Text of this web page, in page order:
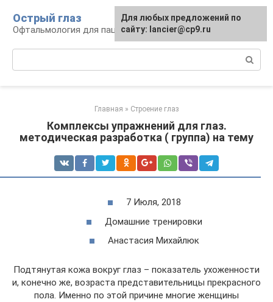
контенту
Острый глаз
Офтальмология для пациента
Главная » Строение глаз
Комплексы упражнений для глаз.
методическая разработка ( группа) на тему
7 Июля, 2018
Домашние тренировки
Анастасия Михайлюк
Подтянутая кожа вокруг глаз – показатель ухоженности
и, конечно же, возраста представительницы прекрасного
пола. Именно по этой причине многие женщины
Для любых предложений по
сайту: lancier@cp9.ru